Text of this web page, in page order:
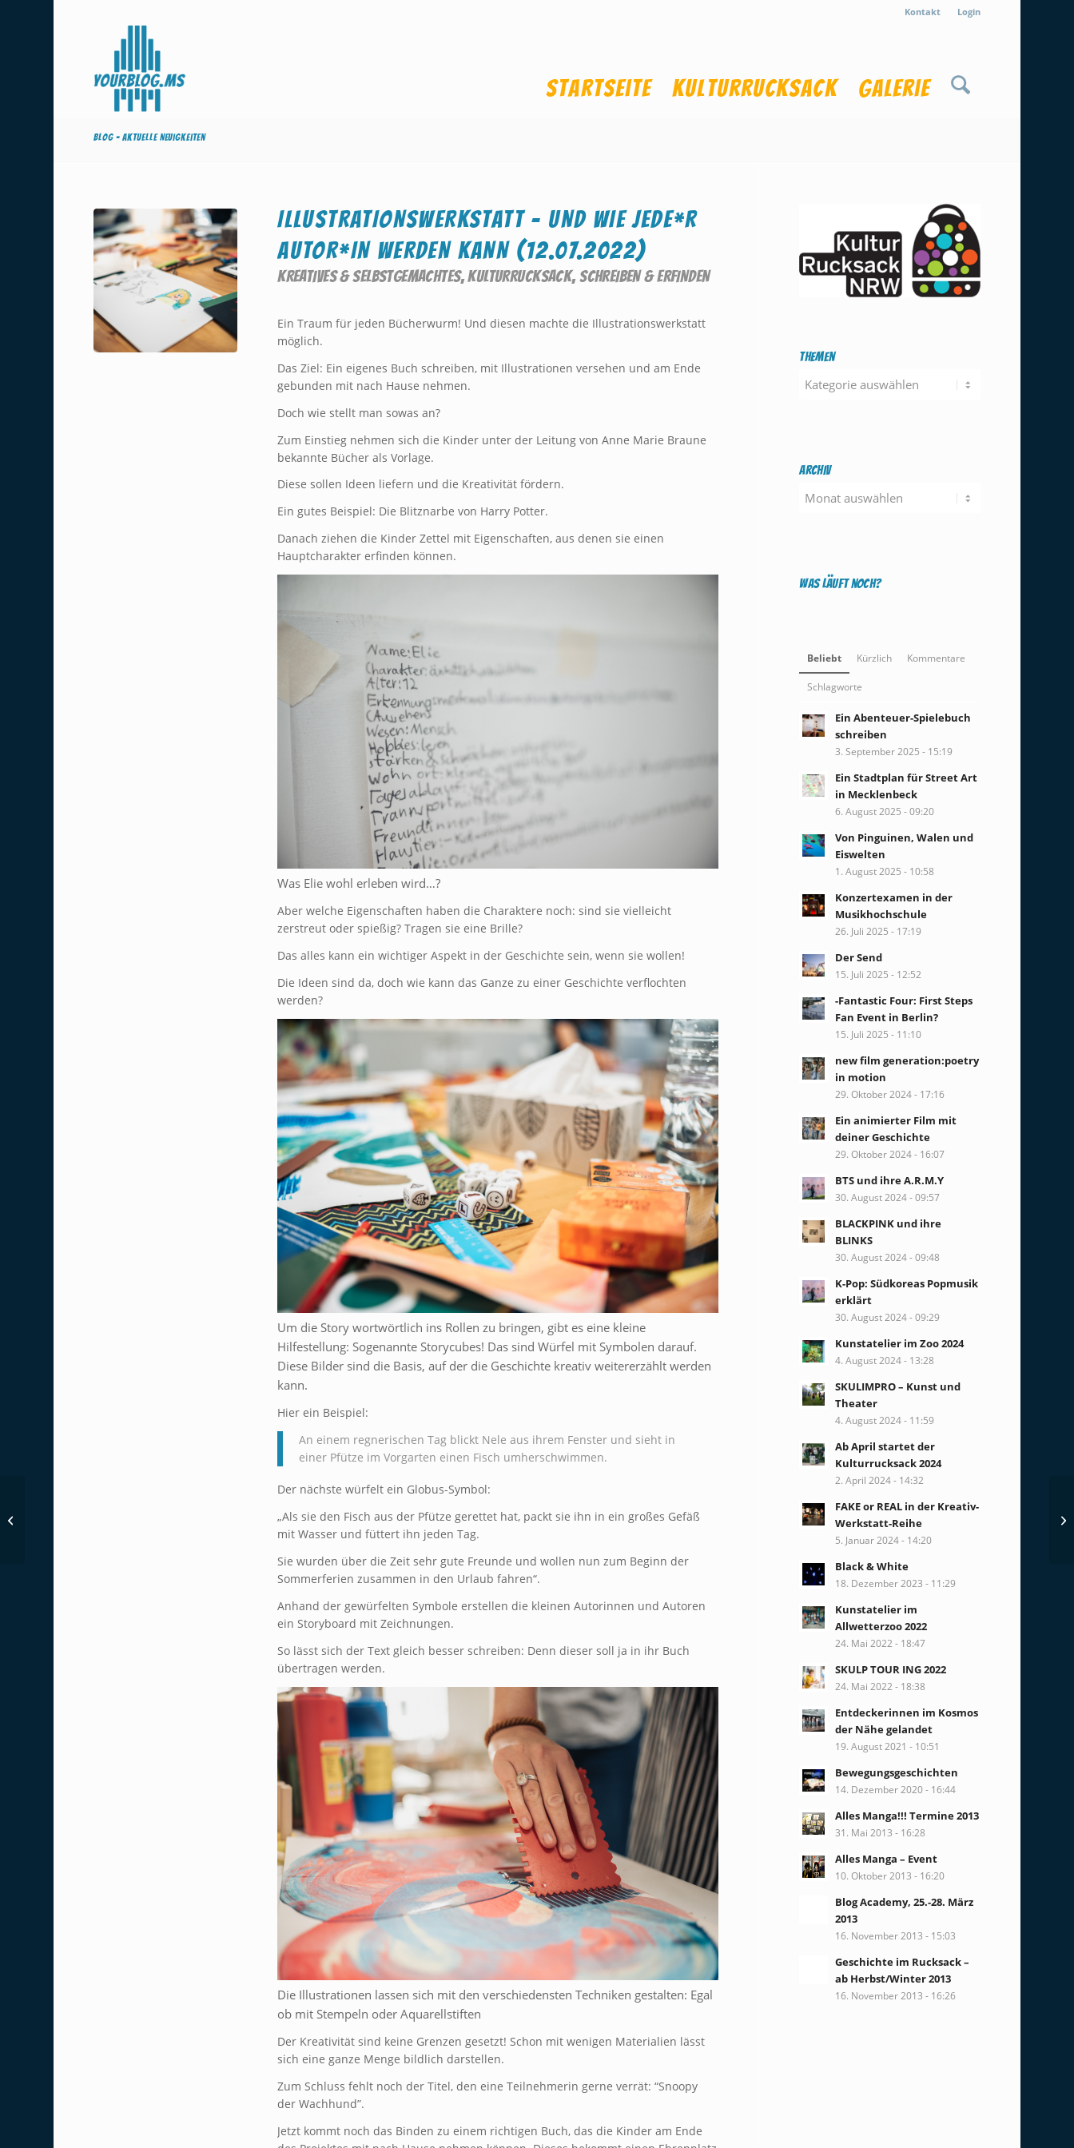
Kontakt Login
Startseite Kulturrucksack Galerie
Blog - Aktuelle Neuigkeiten
ILLUSTRATIONSWERKSTATT – UND WIE JEDE*R
AUTOR*IN WERDEN KANN (12.07.2022)
KREATIVES & SELBSTGEMACHTES,KULTURRUCKSACK,SCHREIBEN & ERFINDEN
Ein Traum für jeden Bücherwurm! Und diesen machte die Illustrationswerkstatt
möglich.
Das Ziel: Ein eigenes Buch schreiben, mit Illustrationen versehen und am Ende
gebunden mit nach Hause nehmen.
Doch wie stellt man sowas an?
Zum Einstieg nehmen sich die Kinder unter der Leitung von Anne Marie Braune
bekannte Bücher als Vorlage.
Diese sollen Ideen liefern und die Kreativität fördern.
Ein gutes Beispiel: Die Blitznarbe von Harry Potter.
Danach ziehen die Kinder Zettel mit Eigenschaften, aus denen sie einen
Hauptcharakter erfinden können.
Was Elie wohl erleben wird…?
Aber welche Eigenschaften haben die Charaktere noch: sind sie vielleicht
zerstreut oder spießig? Tragen sie eine Brille?
Das alles kann ein wichtiger Aspekt in der Geschichte sein, wenn sie wollen!
Die Ideen sind da, doch wie kann das Ganze zu einer Geschichte verflochten
werden?
Um die Story wortwörtlich ins Rollen zu bringen, gibt es eine kleine
Hilfestellung: Sogenannte Storycubes! Das sind Würfel mit Symbolen darauf.
Diese Bilder sind die Basis, auf der die Geschichte kreativ weitererzählt werden
kann.
Hier ein Beispiel:
An einem regnerischen Tag blickt Nele aus ihrem Fenster und sieht in
einer Pfütze im Vorgarten einen Fisch umherschwimmen.
Der nächste würfelt ein Globus-Symbol:
„Als sie den Fisch aus der Pfütze gerettet hat, packt sie ihn in ein großes Gefäß
mit Wasser und füttert ihn jeden Tag.
Sie wurden über die Zeit sehr gute Freunde und wollen nun zum Beginn der
Sommerferien zusammen in den Urlaub fahren“.
Anhand der gewürfelten Symbole erstellen die kleinen Autorinnen und Autoren
ein Storyboard mit Zeichnungen.
So lässt sich der Text gleich besser schreiben: Denn dieser soll ja in ihr Buch
übertragen werden.
Die Illustrationen lassen sich mit den verschiedensten Techniken gestalten: Egal
ob mit Stempeln oder Aquarellstiften
Der Kreativität sind keine Grenzen gesetzt! Schon mit wenigen Materialien lässt
sich eine ganze Menge bildlich darstellen.
Zum Schluss fehlt noch der Titel, den eine Teilnehmerin gerne verrät: “Snoopy
der Wachhund”.
Jetzt kommt noch das Binden zu einem richtigen Buch, das die Kinder am Ende
Themen
Themen
Archiv
Was läuft noch?
Beliebt Kürzlich Kommentare
Schlagworte
Ein Abenteuer-Spielebuch
schreiben
3. September 2025 - 15:19
Ein Stadtplan für Street Art
in Mecklenbeck
6. August 2025 - 09:20
Von Pinguinen, Walen und
Eiswelten
1. August 2025 - 10:58
Konzertexamen in der
Musikhochschule
26. Juli 2025 - 17:19
Der Send
15. Juli 2025 - 12:52
-Fantastic Four: First Steps
Fan Event in Berlin?
15. Juli 2025 - 11:10
new film generation:poetry
in motion
29. Oktober 2024 - 17:16
Ein animierter Film mit
deiner Geschichte
29. Oktober 2024 - 16:07
BTS und ihre A.R.M.Y
30. August 2024 - 09:57
BLACKPINK und ihre
BLINKS
30. August 2024 - 09:48
K-Pop: Südkoreas Popmusik
erklärt
30. August 2024 - 09:29
Kunstatelier im Zoo 2024
4. August 2024 - 13:28
SKULIMPRO – Kunst und
Theater
4. August 2024 - 11:59
Ab April startet der
Kulturrucksack 2024
2. April 2024 - 14:32
FAKE or REAL in der Kreativ-
Werkstatt-Reihe
5. Januar 2024 - 14:20
Black & White
18. Dezember 2023 - 11:29
Kunstatelier im
Allwetterzoo 2022
24. Mai 2022 - 18:47
SKULP TOUR ING 2022
24. Mai 2022 - 18:38
Entdeckerinnen im Kosmos
der Nähe gelandet
19. August 2021 - 10:51
Bewegungsgeschichten
14. Dezember 2020 - 16:44
Alles Manga!!! Termine 2013
31. Mai 2013 - 16:28
Alles Manga – Event
10. Oktober 2013 - 16:20
Blog Academy, 25.-28. März
2013
16. November 2013 - 15:03
Geschichte im Rucksack –
ab Herbst/Winter 2013
16. November 2013 - 16:26